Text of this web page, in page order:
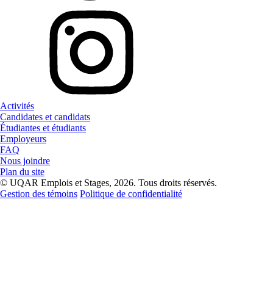
Activités
Candidates et candidats
Étudiantes et étudiants
Employeurs
FAQ
Nous joindre
Plan du site
© UQAR Emplois et Stages, 2026. Tous droits réservés.
Gestion des témoins Politique de confidentialité